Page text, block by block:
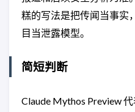
糕的写法是把传闻当事实
目当泄露模型。
简短判断
Claude Mythos Preview